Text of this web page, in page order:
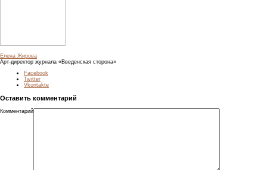
Елена Жирова
Арт-директор журнала «Введенская сторона»
Facebook
Twitter
Vkontakte
Оставить комментарий
Комментарий